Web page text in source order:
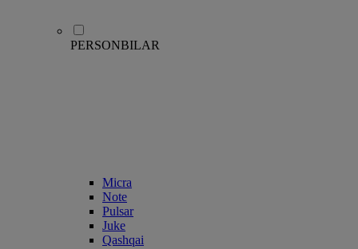
PERSONBILAR
Micra
Note
Pulsar
Juke
Qashqai